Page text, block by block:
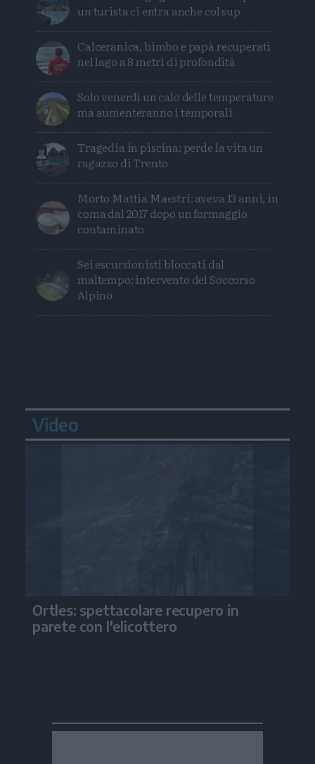
un turista ci entra anche col sup
Calceranica, bimbo e papà recuperati
nel lago a 8 metri di profondità
Solo venerdì un calo delle temperature
ma aumenteranno i temporali
Tragedia in piscina: perde la vita un
ragazzo di Trento
Morto Mattia Maestri: aveva 13 anni, in
coma dal 2017 dopo un formaggio
contaminato
Sei escursionisti bloccati dal
maltempo: intervento del Soccorso
Alpino
Video
Ortles: spettacolare recupero in
parete con l'elicottero